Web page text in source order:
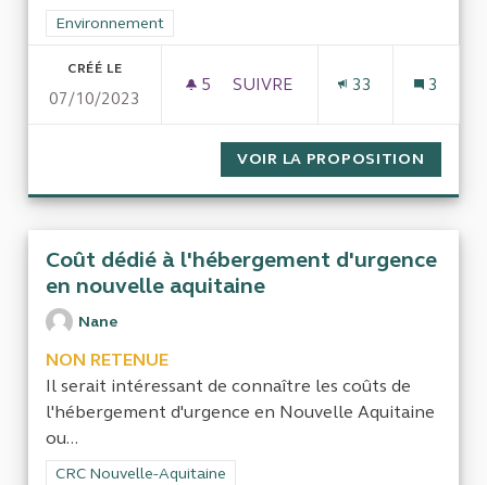
Filtrer les résultats de la catégorie : Environnement
Environnement
CRÉÉ LE
07/10/2023
5 5 ABONNÉS
SUIVRE
33 3
VOIR LA PROPOSITION
Coût dédié à l'hébergement d'urgence
en nouvelle aquitaine
Nane
NON RETENUE
Il serait intéressant de connaître les coûts de
l'hébergement d'urgence en Nouvelle Aquitaine
ou...
Filtrer les résultats de la catégorie : CRC Nouvelle-Aquitaine
CRC Nouvelle-Aquitaine